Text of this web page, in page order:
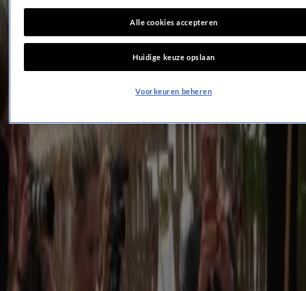
Erland geniet volop van vrije tijd!
Nieuws
2:28
2 aug 2024, 16:04
Nieuws
Show Update: Sylvie post schattige babyfoto
2 aug 2024, 16:04
Nieuws
Alle cookies accepteren
Huidige keuze opslaan
Voorkeuren beheren